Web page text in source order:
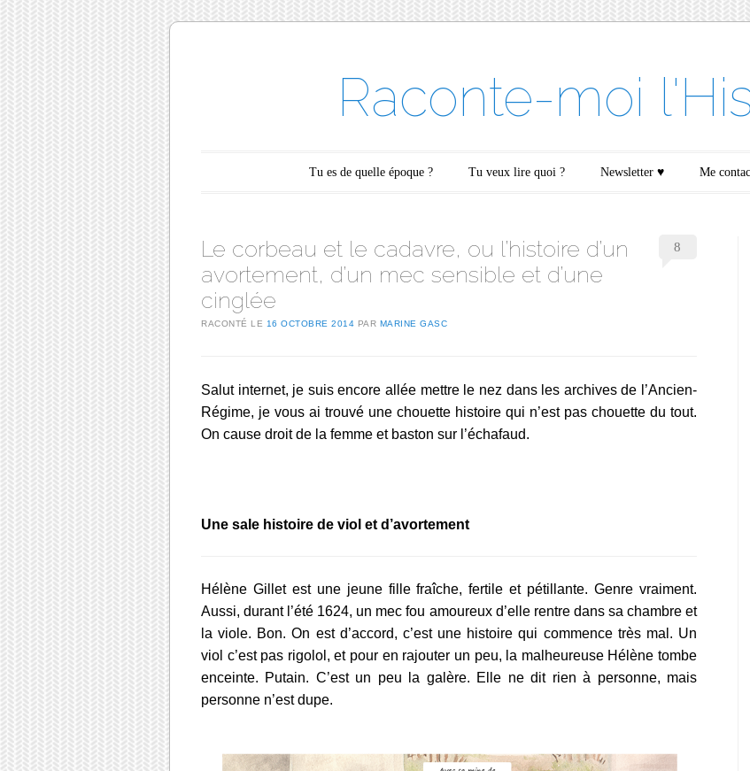
Raconte-moi
Main menuTu es de quelle époque ? Tu veux lire quoi ? Newsletter ♥ Me
Le corbeau et le cadavre, ou l’histoire d’un
avortement, d’un mec sensible et d’une
cinglée
RACONTÉ LE 16 OCTOBRE 2014 PAR MARINE GASC
8
Salut internet, je suis encore allée mettre le nez dans les archives de l’Ancien-
Régime, je vous ai trouvé une chouette histoire qui n’est pas chouette du tout.
On cause droit de la femme et baston sur l’échafaud.
Une sale histoire de viol et d’avortement
Hélène Gillet est une jeune fille fraîche, fertile et pétillante. Genre vraiment.
Aussi, durant l’été 1624, un mec fou amoureux d’elle rentre dans sa chambre et
la viole. Bon. On est d’accord, c’est une histoire qui commence très mal. Un
viol c’est pas rigolol, et pour en rajouter un peu, la malheureuse Hélène tombe
enceinte. Putain. C’est un peu la galère. Elle ne dit rien à personne, mais
personne n’est dupe.